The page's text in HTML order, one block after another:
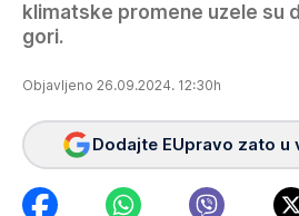
klimatske promene uzele su
gori.
Objavljeno 26.09.2024. 12:30h
Dodajte EUpravo zato u